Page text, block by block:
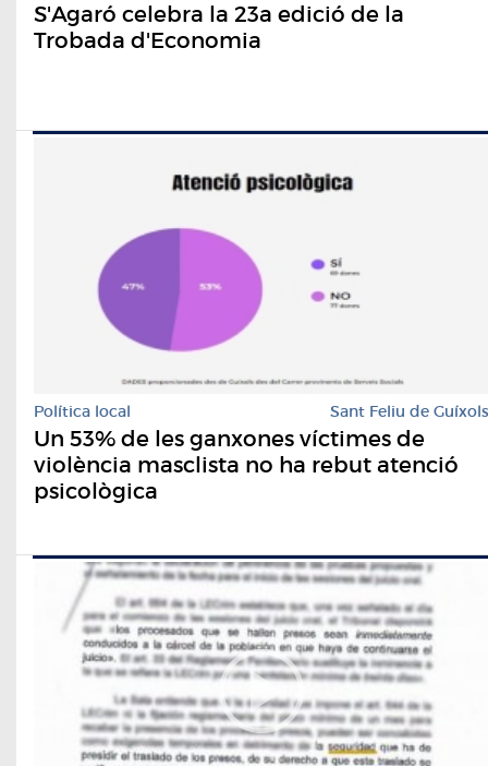
S'Agaró celebra la 23a edició de la
Trobada d'Economia
Política local Sant Feliu de Guíxols
Un 53% de les ganxones víctimes de
violència masclista no ha rebut atenció
psicològica